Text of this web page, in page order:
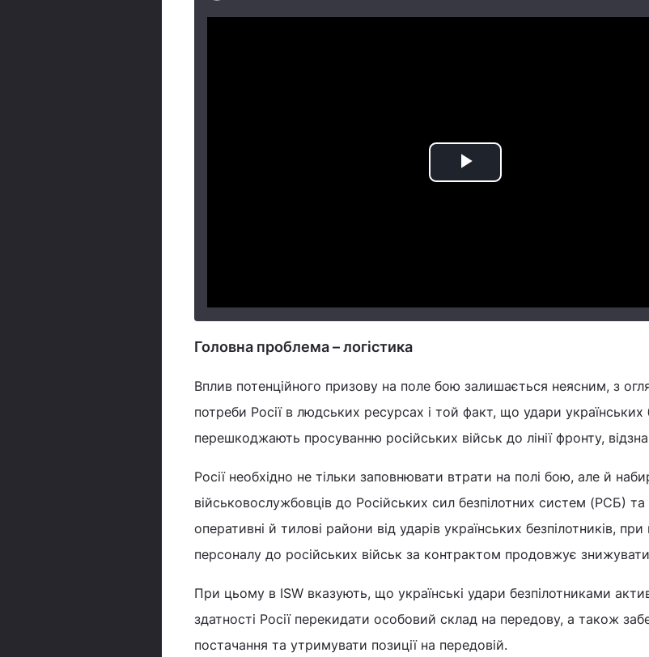
Play
Головна проблема – логістика
Вплив потенційного призову на поле бою залишається неясним, з
потреби Росії в людських ресурсах і той факт, що удари українських
перешкоджають просуванню російських військ до лінії фронту,
Росії необхідно не тільки заповнювати втрати на полі бою, але й
військовослужбовців до Російських сил безпілотних систем (РСБ)
оперативні й тилові райони від ударів українських безпілотників,
персоналу до російських військ за контрактом продовжує
При цьому в ISW вказують, що українські удари безпілотниками
здатності Росії перекидати особовий склад на передову, а також
постачання та утримувати позиції на передовій.